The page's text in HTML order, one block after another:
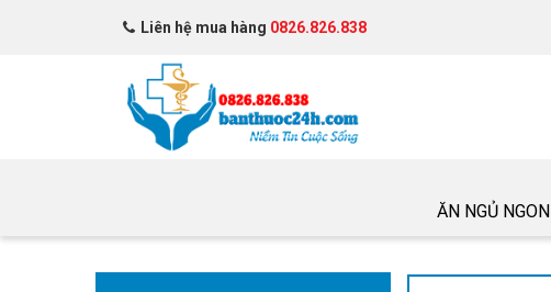
Liên hệ mua hàng 0826.826.838
ĂN NGỦ NGON